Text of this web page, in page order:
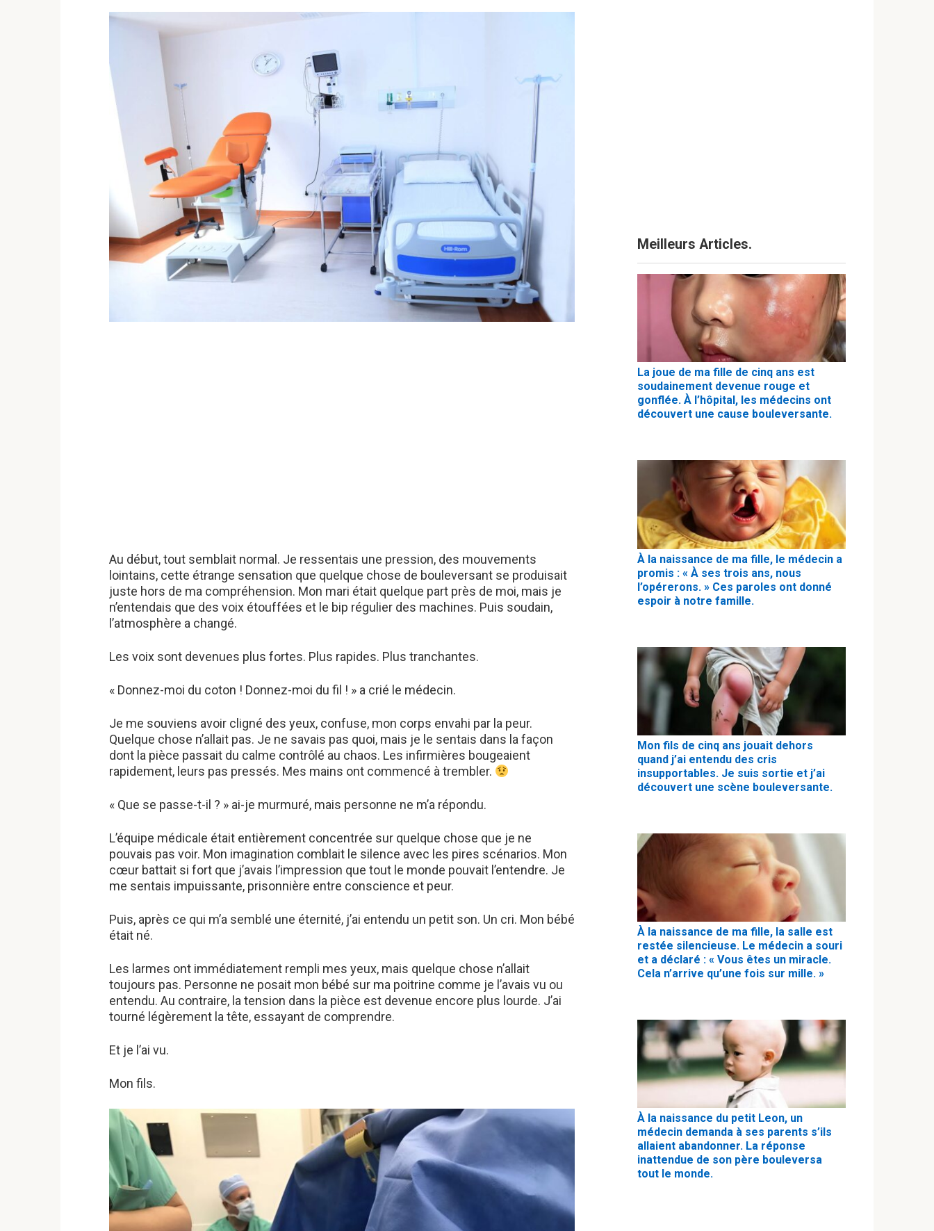
Au début, tout semblait normal. Je ressentais une pression, des mouvements
lointains, cette étrange sensation que quelque chose de bouleversant se produisait
juste hors de ma compréhension. Mon mari était quelque part près de moi, mais je
n’entendais que des voix étouffées et le bip régulier des machines. Puis soudain,
l’atmosphère a changé.
Les voix sont devenues plus fortes. Plus rapides. Plus tranchantes.
« Donnez-moi du coton ! Donnez-moi du fil ! » a crié le médecin.
Je me souviens avoir cligné des yeux, confuse, mon corps envahi par la peur.
Quelque chose n’allait pas. Je ne savais pas quoi, mais je le sentais dans la façon
dont la pièce passait du calme contrôlé au chaos. Les infirmières bougeaient
rapidement, leurs pas pressés. Mes mains ont commencé à trembler.
« Que se passe-t-il ? » ai-je murmuré, mais personne ne m’a répondu.
L’équipe médicale était entièrement concentrée sur quelque chose que je ne
pouvais pas voir. Mon imagination comblait le silence avec les pires scénarios. Mon
cœur battait si fort que j’avais l’impression que tout le monde pouvait l’entendre. Je
me sentais impuissante, prisonnière entre conscience et peur.
Puis, après ce qui m’a semblé une éternité, j’ai entendu un petit son. Un cri. Mon bébé
était né.
Les larmes ont immédiatement rempli mes yeux, mais quelque chose n’allait
toujours pas. Personne ne posait mon bébé sur ma poitrine comme je l’avais vu ou
entendu. Au contraire, la tension dans la pièce est devenue encore plus lourde. J’ai
tourné légèrement la tête, essayant de comprendre.
Et je l’ai vu.
Mon fils.
Meilleurs Articles.
La joue de ma fille de cinq ans est
soudainement devenue rouge et
gonflée. À l’hôpital, les médecins ont
découvert une cause bouleversante.
À la naissance de ma fille, le médecin a
promis : « À ses trois ans, nous
l’opérerons. » Ces paroles ont donné
espoir à notre famille.
Mon fils de cinq ans jouait dehors
quand j’ai entendu des cris
insupportables. Je suis sortie et j’ai
découvert une scène bouleversante.
À la naissance de ma fille, la salle est
restée silencieuse. Le médecin a souri
et a déclaré : « Vous êtes un miracle.
Cela n’arrive qu’une fois sur mille. »
À la naissance du petit Leon, un
médecin demanda à ses parents s’ils
allaient abandonner. La réponse
inattendue de son père bouleversa
tout le monde.